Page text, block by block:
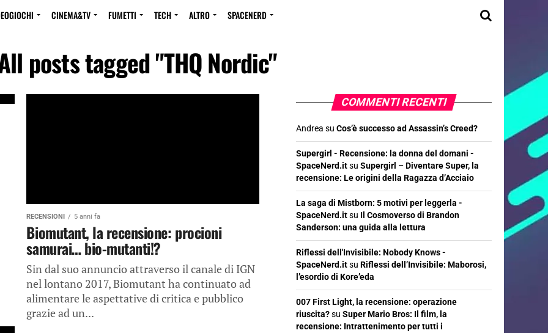
CINEMA&TV FUMETTI TECH ALTRO SPACENERD
posts tagged "THQ Nordic"
RECENSIONI 5 anni fa
Biomutant, la recensione: procioni
samurai… bio-mutanti!?
Sin dal suo annuncio attraverso il canale di IGN
nel lontano 2017, Biomutant ha continuato ad
alimentare le aspettative di critica e pubblico
grazie ad un...
COMMENTI RECENTI
Andrea su Cos’è successo ad Assassin’s Creed?
Supergirl - Recensione: la donna del domani -
SpaceNerd.itsu Supergirl – Diventare Super, la
recensione: Le origini della Ragazza d’Acciaio
La saga di Mistborn: 5 motivi per leggerla -
SpaceNerd.itsu Il Cosmoverso di Brandon
Sanderson: una guida alla lettura
Riflessi dell'Invisibile: Nobody Knows -
SpaceNerd.itsu Riflessi dell’Invisibile: Maborosi,
l’esordio di Kore’eda
007 First Light, la recensione: operazione
riuscita?su Super Mario Bros: Il film, la
recensione: Intrattenimento per tutti i